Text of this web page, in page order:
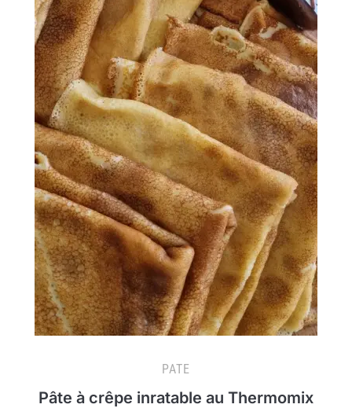
PATE
Pâte à crêpe inratable au Thermomix